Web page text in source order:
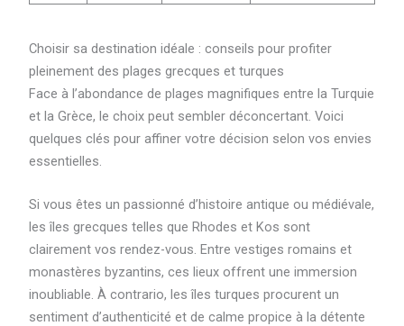
Choisir sa destination idéale : conseils pour profiter
pleinement des plages grecques et turques
Face à l’abondance de plages magnifiques entre la Turquie
et la Grèce, le choix peut sembler déconcertant. Voici
quelques clés pour affiner votre décision selon vos envies
essentielles.
Si vous êtes un passionné d’histoire antique ou médiévale,
les îles grecques telles que Rhodes et Kos sont
clairement vos rendez-vous. Entre vestiges romains et
monastères byzantins, ces lieux offrent une immersion
inoubliable. À contrario, les îles turques procurent un
sentiment d’authenticité et de calme propice à la détente